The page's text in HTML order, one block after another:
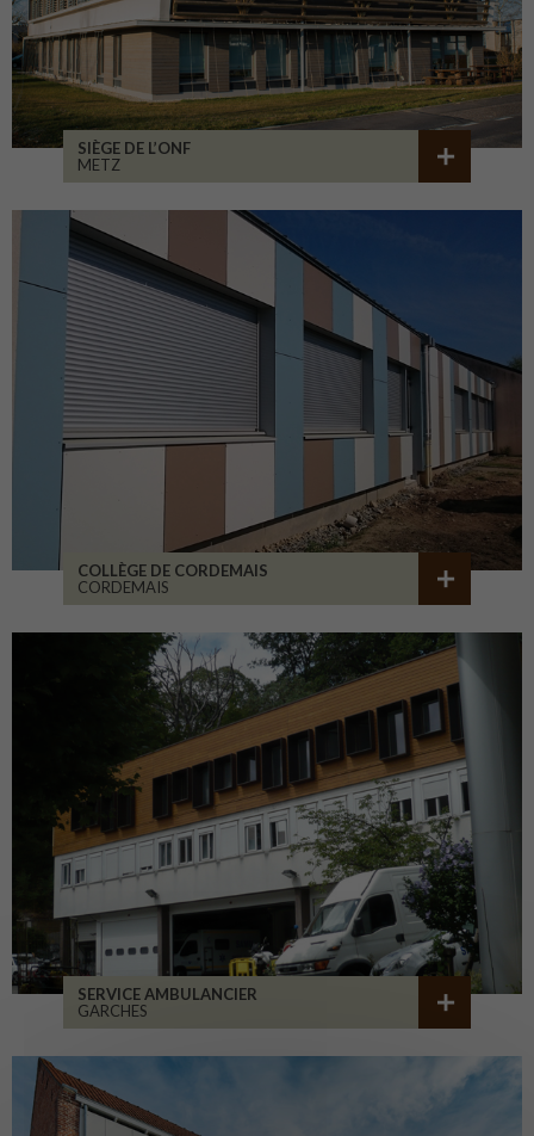
SIÈGE DE L’ONF
METZ
COLLÈGE DE CORDEMAIS
CORDEMAIS
SERVICE AMBULANCIER
GARCHES